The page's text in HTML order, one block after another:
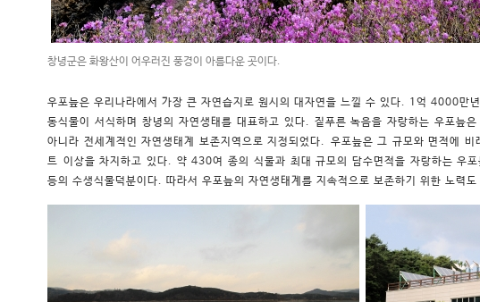
창녕군은 화왕산이 어우러진 풍경이 아름다운 곳이다.
우포늪은 우리나라에서 가장 큰 자연습지로 원시의 대자연을 느낄 수 있다. 1억 4000만
동식물이 서식하며 창녕의 자연생태를 대표하고 있다. 짙푸른 녹음을 자랑하는 우포늪
아니라 전세계적인 자연생태계 보존지역으로 지정되었다. 우포늪은 그 규모와 면적에
트 이상을 차지하고 있다. 약 430여 종의 식물과 최대 규모의 담수면적을 자랑하는 우
등의 수생식물덕분이다. 따라서 우포늪의 자연생태계를 지속적으로 보존하기 위한 노력